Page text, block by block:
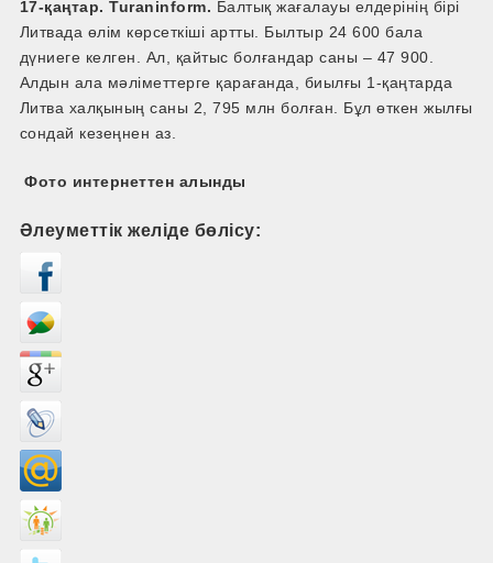
17-қаңтар. Turaninform. Балтық жағалауы елдерінің бірі
Литвада өлім көрсеткіші артты. Былтыр 24 600 бала
дүниеге келген. Ал, қайтыс болғандар саны – 47 900.
Алдын ала мәліметтерге қарағанда, биылғы 1-қаңтарда
Литва халқының саны 2, 795 млн болған. Бұл өткен жылғы
сондай кезеңнен аз.
Фото интернеттен алынды
Әлеуметтік желіде бөлісу: